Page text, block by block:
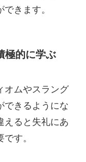
きます。
極的に学ぶ
オムやスラング
できるようにな
えると失礼にあ
す。